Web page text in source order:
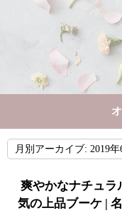
月別アーカイブ: 2019年
爽やかなナチュラ
気の上品ブーケ |